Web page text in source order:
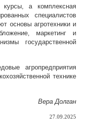
а комплексная
специалистов
основы агротехники и
маркетинг и
государственной
агропредприятия
технике
Вера Долган
27.09.2025